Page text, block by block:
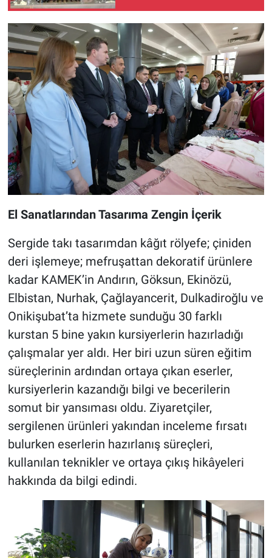
El Sanatlarından Tasarıma Zengin İçerik
Sergide takı tasarımdan kâğıt rölyefe; çiniden
deri işlemeye; mefruşattan dekoratif ürünlere
kadar KAMEK’in Andırın, Göksun, Ekinözü,
Elbistan, Nurhak, Çağlayancerit, Dulkadiroğlu ve
Onikişubat’ta hizmete sunduğu 30 farklı
kurstan 5 bine yakın kursiyerlerin hazırladığı
çalışmalar yer aldı. Her biri uzun süren eğitim
süreçlerinin ardından ortaya çıkan eserler,
kursiyerlerin kazandığı bilgi ve becerilerin
somut bir yansıması oldu. Ziyaretçiler,
sergilenen ürünleri yakından inceleme fırsatı
bulurken eserlerin hazırlanış süreçleri,
kullanılan teknikler ve ortaya çıkış hikâyeleri
hakkında da bilgi edindi.